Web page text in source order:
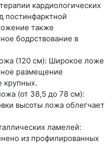
кардиологических
постинфарктной
также
бодрствование в
(120 см): Широкое ложе
размещение
крупных.
(от 38,5 до 78 см):
высоты ложа облегчает
ламелей:
из профилированных